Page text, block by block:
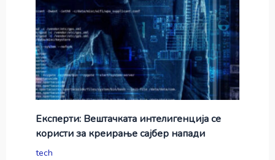
Експерти: Вештачката интелигенција се
користи за креирање сајбер напади
tech